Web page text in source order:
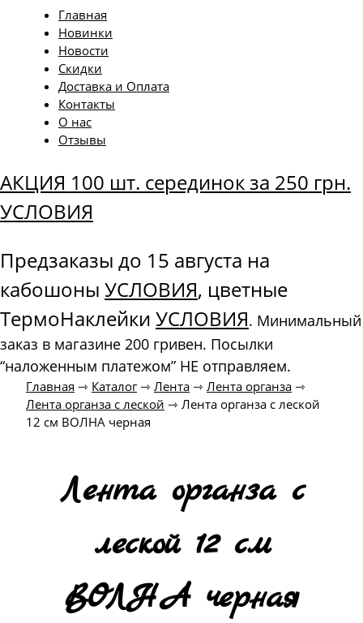
Главная
Новинки
Новости
Скидки
Доставка и Оплата
Контакты
О нас
Отзывы
АКЦИЯ 100 шт. серединок за 250 грн.
УСЛОВИЯ
Предзаказы до 15 августа на
кабошоны УСЛОВИЯ, цветные
ТермоНаклейки УСЛОВИЯ. Минимальный
заказ в магазине 200 гривен. Посылки
“наложенным платежом” НЕ отправляем.
Главная ⇾ Каталог⇾ Лента ⇾ Лента органза ⇾
Лента органза с леской ⇾ Лента органза с леской
12 см ВОЛНА черная
Лента органза с
леской 12 см
ВОЛНА черная